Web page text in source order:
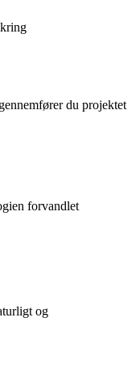
du projektet
forvandlet
og